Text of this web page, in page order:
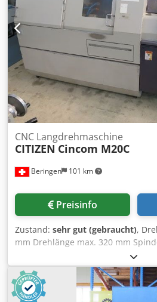
band dimension 4115 x 41 x 1,3
Power 5,5 kw
125 m/min
each stroke 608 mm
Material feed each multiple Max.
Maschine Weight of machine 2200
Gewähr – Irrtum vorbehalten
Späneförderer – chip-conveyor -
documentation - Rollenbahn 3600
conveyor length 3600 mm -
Beringen 101 km
CNC Langdrehmaschine
CITIZEN Cincom M20C
Preisinfo
Zustand: sehr gut (gebraucht),
mm Drehlänge max. 320 mm
Drehzahlen 200-10'000 U/min
alle angetrieben Stangenlader
Div.Zubehör MARCELS